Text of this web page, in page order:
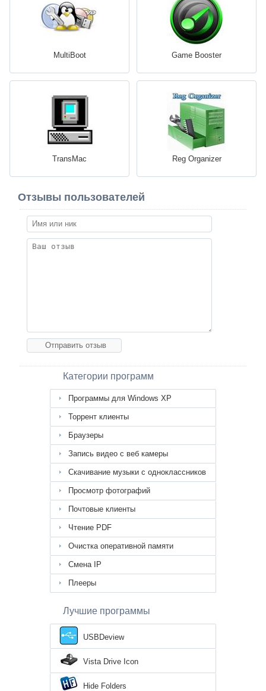
MultiBoot Game Booster
TransMac Reg Organizer
Отзывы пользователей
Категории программ
Программы для Windows XP
Торрент клиенты
Браузеры
Запись видео с веб камеры
Скачивание музыки с одноклассников
Просмотр фотографий
Почтовые клиенты
Чтение PDF
Очистка оперативной памяти
Смена IP
Плееры
Лучшие программы
USBDeview
Vista Drive Icon
Hide Folders